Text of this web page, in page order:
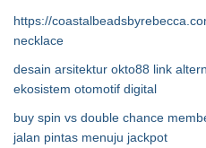
https://
necklace
desain arsitektur okto88 link
ekosistem otomotif digital
buy spin vs double chance
jalan pintas menuju jackpot